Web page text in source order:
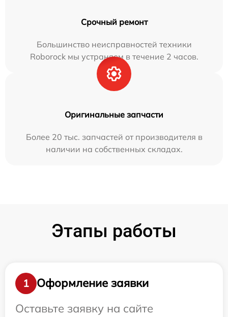
Срочный ремонт
Большинство неисправностей техники
Roborock мы устраняем в течение 2 часов.
Оригинальные запчасти
Более 20 тыс. запчастей от производителя в
наличии на собственных складах.
Этапы работы
1
Оформление заявки
Оставьте заявку на сайте